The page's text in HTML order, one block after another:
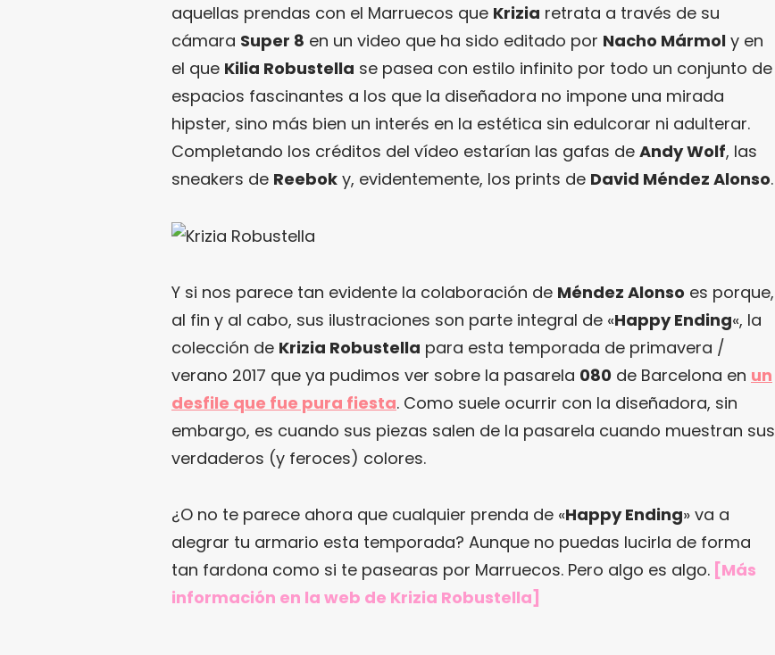
aquellas prendas con el Marruecos que Krizia retrata a través de su
cámara Super 8 en un video que ha sido editado por Nacho Mármol y en
el que Kilia Robustella se pasea con estilo infinito por todo un conjunto de
espacios fascinantes a los que la diseñadora no impone una mirada
hipster, sino más bien un interés en la estética sin edulcorar ni adulterar.
Completando los créditos del vídeo estarían las gafas de Andy Wolf, las
sneakers de Reebok y, evidentemente, los prints de David Méndez Alonso.
Y si nos parece tan evidente la colaboración de Méndez Alonso es porque,
al fin y al cabo, sus ilustraciones son parte integral de «Happy Ending«, la
colección de Krizia Robustella para esta temporada de primavera /
verano 2017 que ya pudimos ver sobre la pasarela 080 de Barcelona en un
desfile que fue pura fiesta. Como suele ocurrir con la diseñadora, sin
embargo, es cuando sus piezas salen de la pasarela cuando muestran sus
verdaderos (y feroces) colores.
¿O no te parece ahora que cualquier prenda de «Happy Ending» va a
alegrar tu armario esta temporada? Aunque no puedas lucirla de forma
tan fardona como si te pasearas por Marruecos. Pero algo es algo. [Más
información en la web de Krizia Robustella]